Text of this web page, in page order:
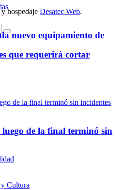
nuevo equipamiento de
que requerirá cortar
de la final terminó sin
hospedaje Desatec Web.
Cultura